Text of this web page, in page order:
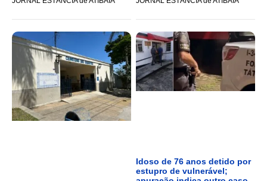
Idoso de 76 anos detido por
estupro de vulnerável;